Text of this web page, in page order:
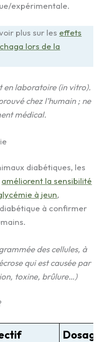
expérimentale.
plus sur les effets
lors de la
en laboratoire (in vitro).
chez l’humain ; ne
médical.
diabétiques, les
améliorent la sensibilité
à jeun,
à confirmer
des cellules, à
qui est causée par
toxine, brûlure…)
Dosage